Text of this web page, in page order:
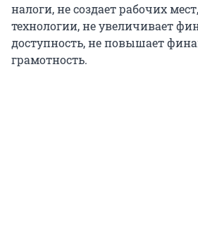
налоги, не создает рабочих
технологии, не увеличивает
доступность, не повышает
грамотность.